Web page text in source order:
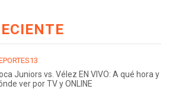
Juniors vs. Vélez EN VIVO: A qué hora y
ver por TV y ONLINE